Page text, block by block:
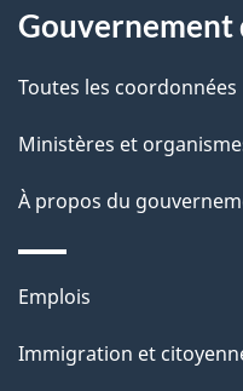
l
a
p
a
g
e
Gouvernement
Toutes les coordonnées
Ministères et
À propos du
Thèmes
sujets
Emplois
Immigration et